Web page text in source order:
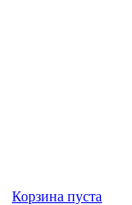
Корзина пуста